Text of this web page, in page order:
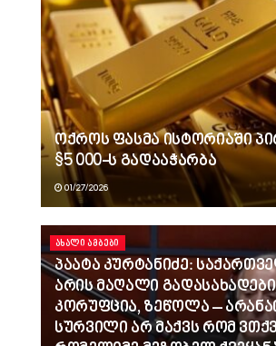
ოქროს ფასმა ისტორიაში
$5 000-ს გადააჭარბა
01/27/2026
ᲐᲮᲐᲚᲘ ᲐᲛᲑᲔᲑᲘ
პაატა კურტანიძე:
არის მაღალი
კორუფცია, ზეწოლა –
სურვილი არ მაქვს რომ